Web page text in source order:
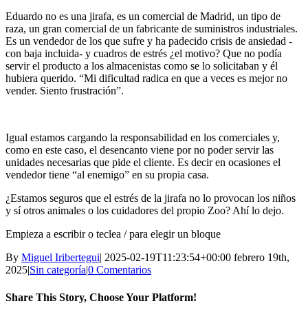
Eduardo no es una jirafa, es un comercial de Madrid, un tipo de
raza, un gran comercial de un fabricante de suministros industriales.
Es un vendedor de los que sufre y ha padecido crisis de ansiedad -
con baja incluida- y cuadros de estrés ¿el motivo? Que no podía
servir el producto a los almacenistas como se lo solicitaban y él
hubiera querido. “Mi dificultad radica en que a veces es mejor no
vender. Siento frustración”.
Igual estamos cargando la responsabilidad en los comerciales y,
como en este caso, el desencanto viene por no poder servir las
unidades necesarias que pide el cliente. Es decir en ocasiones el
vendedor tiene “al enemigo” en su propia casa.
¿Estamos seguros que el estrés de la jirafa no lo provocan los niños
y sí otros animales o los cuidadores del propio Zoo? Ahí lo dejo.
Empieza a escribir o teclea / para elegir un bloque
By Miguel Iribertegui| 2025-02-19T11:23:54+00:00 febrero 19th,
2025|Sin categoría|0 Comentarios
Share This Story, Choose Your Platform!